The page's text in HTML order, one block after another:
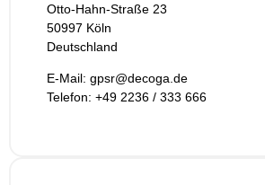
Otto-Hahn-Straße 23
50997 Köln
Deutschland
E-Mail: gpsr@decoga.de
Telefon: +49 2236 / 333 666